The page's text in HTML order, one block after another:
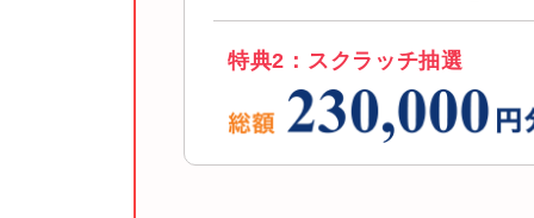
特典2：スクラッチ抽選